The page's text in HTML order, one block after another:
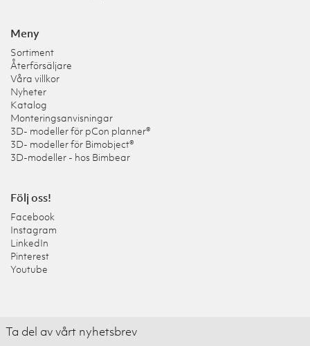
Meny
Sortiment
Återförsäljare
Våra villkor
Nyheter
Katalog
Monteringsanvisningar
3D- modeller för pCon planner®
3D- modeller för Bimobject®
3D-modeller - hos Bimbear
Följ oss!
Facebook
Instagram
LinkedIn
Pinterest
Youtube
Ta del av vårt nyhetsbrev